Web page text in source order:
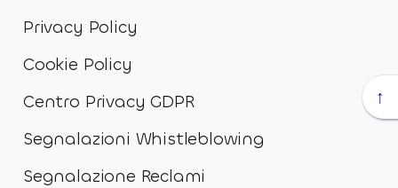
↑
Privacy Policy
Cookie Policy
Centro Privacy GDPR
Segnalazioni Whistleblowing
Segnalazione Reclami